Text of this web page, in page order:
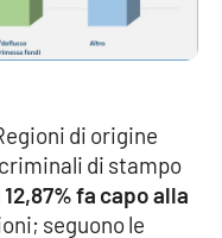
di origine
di stampo
12,87% fa capo alla
seguono le